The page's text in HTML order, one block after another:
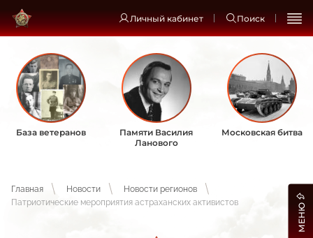
Личный кабинет Поиск
База ветеранов
Памяти Василия
Ланового
Московская битва
Главная Новости
Новости регионов
Патриотические мероприятия астраханских активистов
МЕНЮ